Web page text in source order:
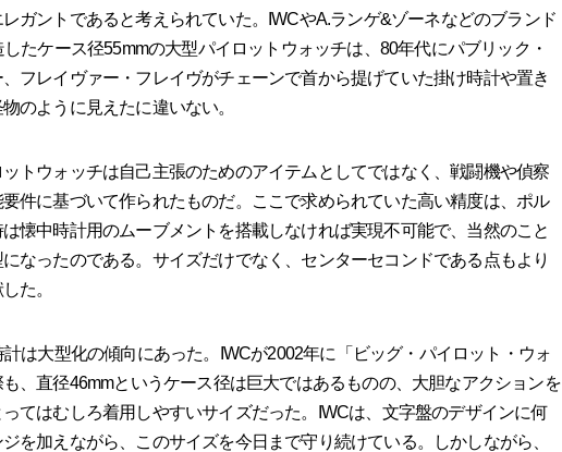
ガントであると考えられていた。IWCやA.ランゲ&ゾーネなどのブランド
たケース径55mmの大型パイロットウォッチは、80年代にパブリック・
フレイヴァー・フレイヴがチェーンで首から提げていた掛け時計や置き
のように見えたに違いない。
トウォッチは自己主張のためのアイテムとしてではなく、戦闘機や偵察
件に基づいて作られたものだ。ここで求められていた高い精度は、ポル
は懐中時計用のムーブメントを搭載しなければ実現不可能で、当然のこと
なったのである。サイズだけでなく、センターセコンドである点もより
た。
は大型化の傾向にあった。IWCが2002年に「ビッグ・パイロット・ウォ
、直径46mmというケース径は巨大ではあるものの、大胆なアクションを
てはむしろ着用しやすいサイズだった。IWCは、文字盤のデザインに何
を加えながら、このサイズを今日まで守り続けている。しかしながら、